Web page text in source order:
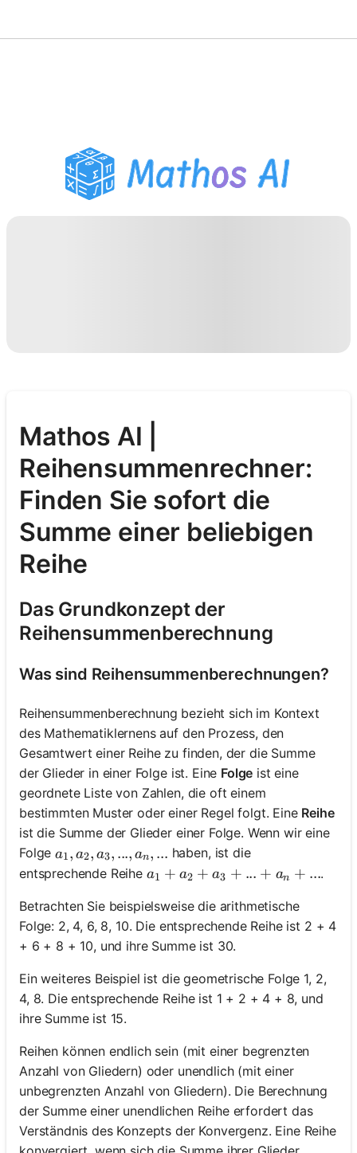
PDF Hausaufgaben-Helfer
Lernwerkzeuge
Mathos AI |
Reihensummenrechner:
Finden Sie sofort die
Summe einer beliebigen
Reihe
Das Grundkonzept der
Reihensummenberechnung
Was sind Reihensummenberechnungen?
Reihensummenberechnung bezieht sich im Kontext
des Mathematiklernens auf den Prozess, den
Gesamtwert einer Reihe zu finden, der die Summe
der Glieder in einer Folge ist. Eine Folge ist eine
geordnete Liste von Zahlen, die oft einem
bestimmten Muster oder einer Regel folgt. Eine Reihe
ist die Summe der Glieder einer Folge. Wenn wir eine
Folgea_1, a_2, a_3, ..., a_n, ...
a1, a2, a3, ..., an, ... haben, ist die
entsprechende Reihe a_1 + a_2 + a_3 + ... + a_n +
a1 + a2 + a3 + ... + an + ....
Betrachten Sie beispielsweise die arithmetische
Folge: 2, 4, 6, 8, 10. Die entsprechende Reihe ist 2 + 4
+ 6 + 8 + 10, und ihre Summe ist 30.
Ein weiteres Beispiel ist die geometrische Folge 1, 2,
4, 8. Die entsprechende Reihe ist 1 + 2 + 4 + 8, und
ihre Summe ist 15.
Reihen können endlich sein (mit einer begrenzten
Anzahl von Gliedern) oder unendlich (mit einer
unbegrenzten Anzahl von Gliedern). Die Berechnung
der Summe einer unendlichen Reihe erfordert das
Verständnis des Konzepts der Konvergenz. Eine Reihe